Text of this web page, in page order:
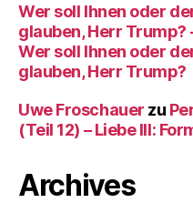
Wer soll Ihnen oder
glauben, Herr
Wer soll Ihnen oder
glauben, Herr Trump?
Uwe Froschauer zu
(Teil 12) – Liebe III:
Archives